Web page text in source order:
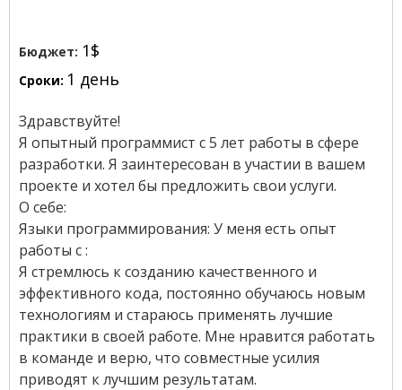
Бюджет: 1$
Сроки: 1 день
Здравствуйте!
Я опытный программист с 5 лет работы в сфере
разработки. Я заинтересован в участии в вашем
проекте и хотел бы предложить свои услуги.
О себе:
Языки программирования: У меня есть опыт
работы с :
Я стремлюсь к созданию качественного и
эффективного кода, постоянно обучаюсь новым
технологиям и стараюсь применять лучшие
практики в своей работе. Мне нравится работать
в команде и верю, что совместные усилия
приводят к лучшим результатам.